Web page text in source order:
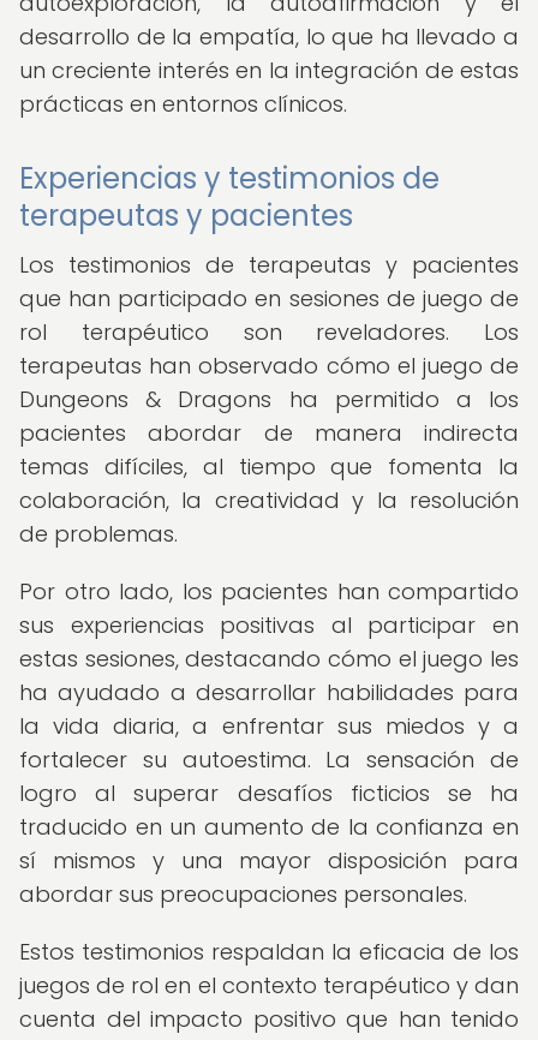
desarrollo de la empatía, lo que ha llevado a
un creciente interés en la integración de estas
prácticas en entornos clínicos.
Experiencias y testimonios de
terapeutas y pacientes
Los testimonios de terapeutas y pacientes
que han participado en sesiones de juego de
rol terapéutico son reveladores. Los
terapeutas han observado cómo el juego de
Dungeons & Dragons ha permitido a los
pacientes abordar de manera indirecta
temas difíciles, al tiempo que fomenta la
colaboración, la creatividad y la resolución
de problemas.
Por otro lado, los pacientes han compartido
sus experiencias positivas al participar en
estas sesiones, destacando cómo el juego les
ha ayudado a desarrollar habilidades para
la vida diaria, a enfrentar sus miedos y a
fortalecer su autoestima. La sensación de
logro al superar desafíos ficticios se ha
traducido en un aumento de la confianza en
sí mismos y una mayor disposición para
abordar sus preocupaciones personales.
Estos testimonios respaldan la eficacia de los
juegos de rol en el contexto terapéutico y dan
cuenta del impacto positivo que han tenido